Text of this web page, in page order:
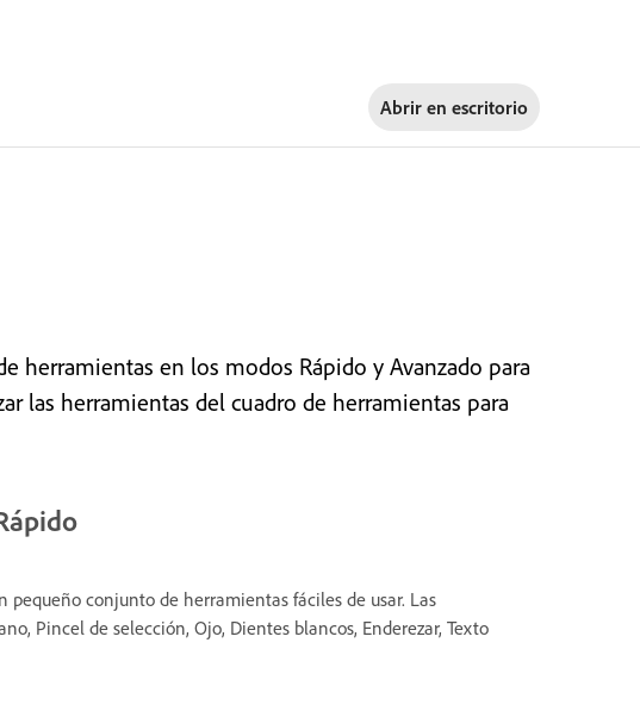
Abrir en escritorio
herramientas en los modos Rápido y Avanzado para
las herramientas del cuadro de herramientas para
conjunto de herramientas fáciles de usar. Las
Pincel de selección, Ojo, Dientes blancos, Enderezar, Texto